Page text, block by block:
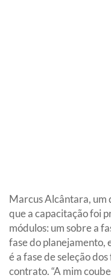
Marcus Alcântara, um
que a capacitação foi
módulos: um sobre a
fase do planejamento,
é a fase de seleção
contrato. “A mim